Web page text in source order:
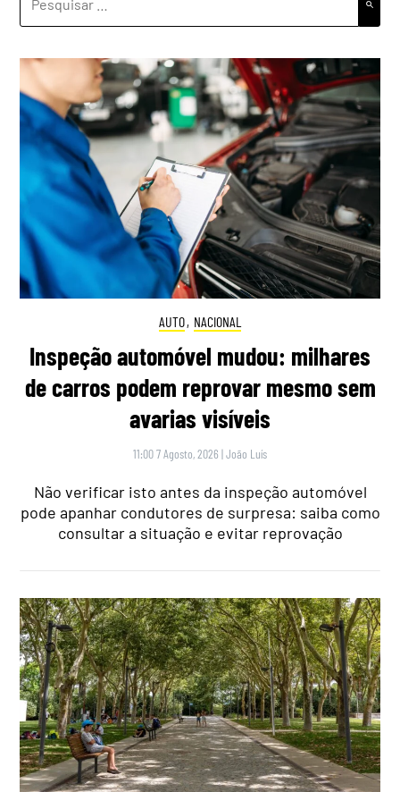
POR:
AUTO, NACIONAL
Inspeção automóvel mudou: milhares
de carros podem reprovar mesmo sem
avarias visíveis
11:00 7 Agosto, 2026 |João Luís
Não verificar isto antes da inspeção automóvel
pode apanhar condutores de surpresa: saiba como
consultar a situação e evitar reprovação